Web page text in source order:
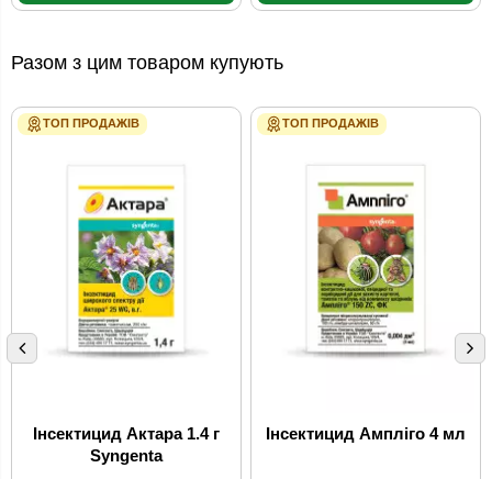
Разом з цим товаром купують
ТОП ПРОДАЖІВ
Інсектицид Актара 1.4 г
Syngenta
ТОП ПРОДАЖІВ
Інсектицид Ампліго 4 мл